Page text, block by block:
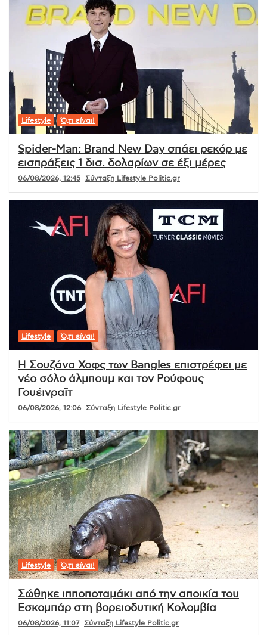
Lifestyle Ό,τι είναι!
Spider-Man: Brand New Day σπάει ρεκόρ με
εισπράξεις 1 δισ. δολαρίων σε έξι μέρες
06/08/2026, 12:45 Σύνταξη Lifestyle Politic.gr
Lifestyle Ό,τι είναι!
Η Σουζάνα Χοφς των Bangles επιστρέφει με
νέο σόλο άλμπουμ και τον Ρούφους
Γουέινραϊτ
06/08/2026, 12:06 Σύνταξη Lifestyle Politic.gr
Lifestyle Ό,τι είναι!
Σώθηκε ιπποποταμάκι από την αποικία του
Εσκομπάρ στη βορειοδυτική Κολομβία
06/08/2026, 11:07 Σύνταξη Lifestyle Politic.gr